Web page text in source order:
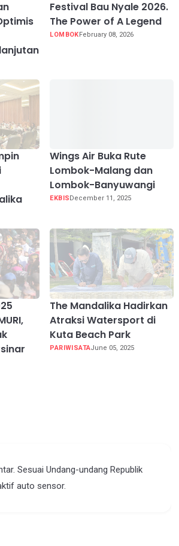
Festival Bau Nyale 2026.
The Power of A Legend
LOMBOK February 08, 2026
Wings Air Buka Rute
Lombok-Malang dan
Lombok-Banyuwangi
EKBIS December 11, 2025
The Mandalika Hadirkan
Atraksi Watersport di
Kuta Beach Park
PARIWISATAJune 05, 2025
Sesuai Undang-undang Republik
auto sensor.